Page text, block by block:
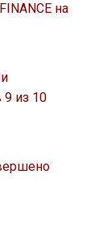
на
9 из 10